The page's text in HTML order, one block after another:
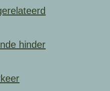
hinder